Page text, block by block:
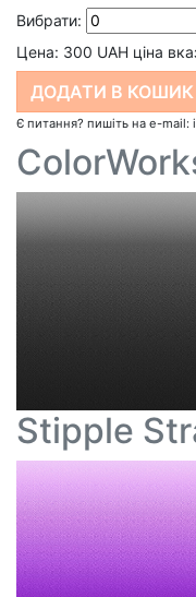
Вибрати:
Цена: 300 UAH ціна
Є питання? пишіть на e-
Stipple